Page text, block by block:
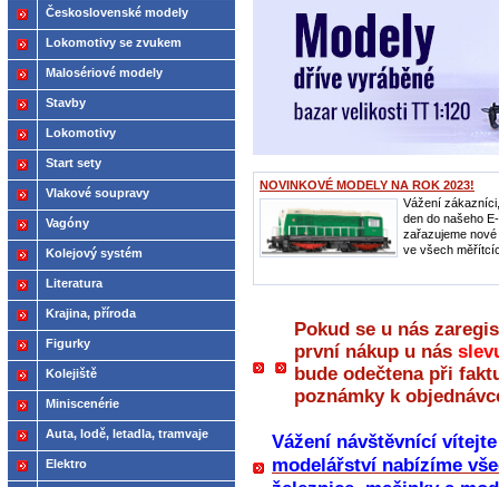
NOVINKOVÉ MODELY NA ROK 2023!
Vážení
den do našeho
zařazujeme
ve všech
Pokud se u nás
první nákup u nás
bude odečtena při
poznámky k
Vážení návštěvnící
modelářství nabízíme
2021
Československé modely
ČSD,ČD
Lokomotivy se zvukem
Malosériové modely
Stavby
Lokomotivy
Start sety
Vlakové soupravy
Vagóny
Kolejový systém
Literatura
Krajina, příroda
Figurky
Kolejiště
Miniscenérie
Auta, lodě, letadla, tramvaje
Elektro